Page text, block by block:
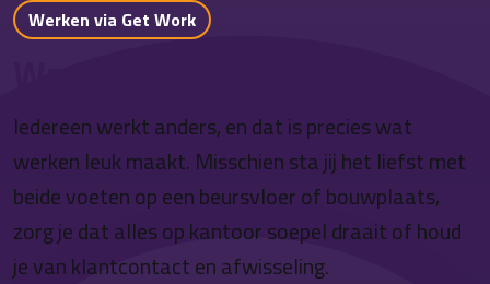
Werken via Get Work
Iedereen werkt anders, en dat is precies wat
werken leuk maakt. Misschien sta jij het liefst met
beide voeten op een beursvloer of bouwplaats,
zorg je dat alles op kantoor soepel draait of houd
je van klantcontact en afwisseling.